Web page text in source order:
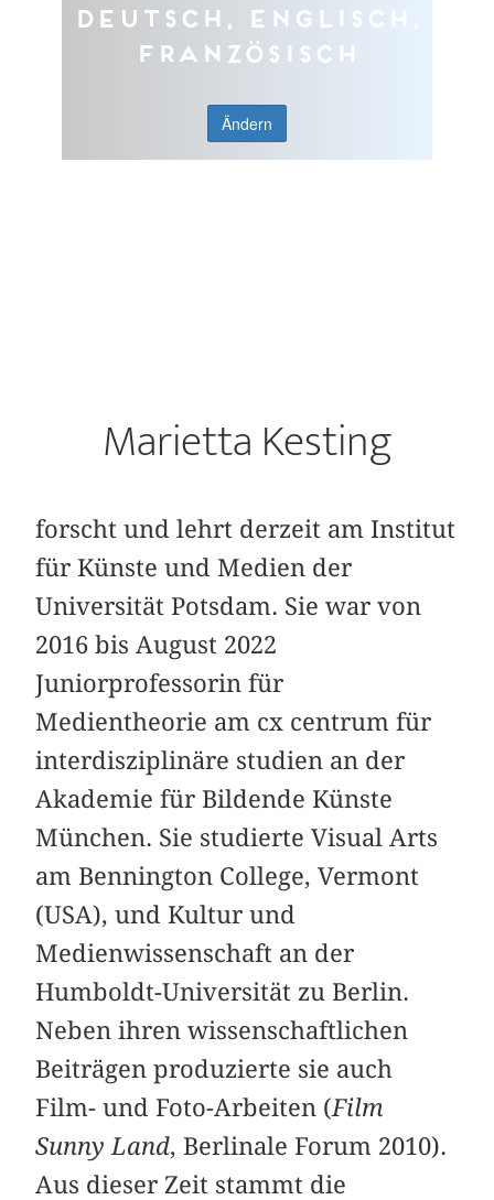
Deutsch, Englisch,
Französisch
Ändern
Marietta Kesting
forscht und lehrt derzeit am Institut
für Künste und Medien der
Universität Potsdam. Sie war von
2016 bis August 2022
Juniorprofessorin für
Medientheorie am cx centrum für
interdisziplinäre studien an der
Akademie für Bildende Künste
München. Sie studierte Visual Arts
am Bennington College, Vermont
(USA), und Kultur und
Medienwissenschaft an der
Humboldt-Universität zu Berlin.
Neben ihren wissenschaftlichen
Beiträgen produzierte sie auch
Film- und Foto-Arbeiten (Film
Sunny Land, Berlinale Forum 2010).
Aus dieser Zeit stammt die